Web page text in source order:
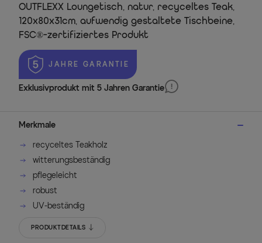
OUTFLEXX Loungetisch, natur, recyceltes Teak,
120x80x31cm, aufwendig gestaltete Tischbeine,
FSC®-zertifiziertes Produkt
JAHRE GARANTIE
Exklusivprodukt mit 5 Jahren Garantie
Merkmale
recyceltes Teakholz
witterungsbeständig
pflegeleicht
robust
UV-beständig
PRODUKTDETAILS